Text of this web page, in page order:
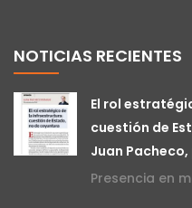
NOTICIAS RECIENTES
El rol
cuestión de
Juan Pacheco,
Presencia en